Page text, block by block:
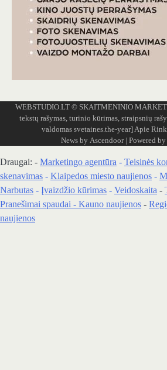
WEBSTUDIO.LT © SKAITMENINIO
tekstų rašymas, turinio kūrimas, straipsnių
valdomas svetaines.the-year] Apie
News by Ascendoor| Powered by
Draugai: - Marketingo agentūra - Teisinės
skenavimas - Klaipedos miesto naujienos -
Narbutas - Įvaizdžio kūrimas - Veidoskaita -
Pranešimai spaudai - Kauno naujienos -
naujienos